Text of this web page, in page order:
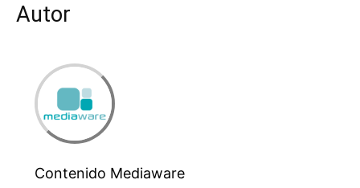
Autor
Contenido Mediaware